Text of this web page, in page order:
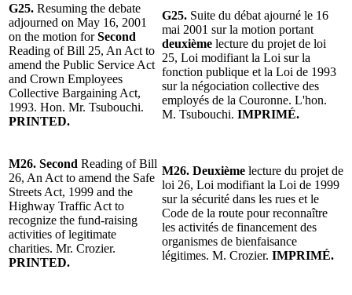
G25. Resuming the debate
adjourned on May 16, 2001
on the motion forSecond
Reading of Bill 25, An Act to
amend the Public Service Act
and Crown Employees
Collective Bargaining Act,
1993. Hon. Mr. Tsubouchi.
PRINTED.
G25. Suite du débat ajourné le 16
mai 2001 sur la motion portant
deuxième lecture du projet de loi
25, Loi modifiant la Loi sur la
fonction publique et la Loi de 1993
sur la négociation collective des
employés de la Couronne. L'hon.
M. Tsubouchi. IMPRIMÉ.
M26. Second Reading of Bill
26, An Act to amend the Safe
Streets Act, 1999 and the
Highway Traffic Act to
recognize the fund-raising
activities of legitimate
charities. Mr. Crozier.
PRINTED.
M26. Deuxième lecture du projet de
loi 26, Loi modifiant la Loi de 1999
sur la sécurité dans les rues et le
Code de la route pour reconnaître
les activités de financement des
organismes de bienfaisance
légitimes. M. Crozier. IMPRIMÉ.